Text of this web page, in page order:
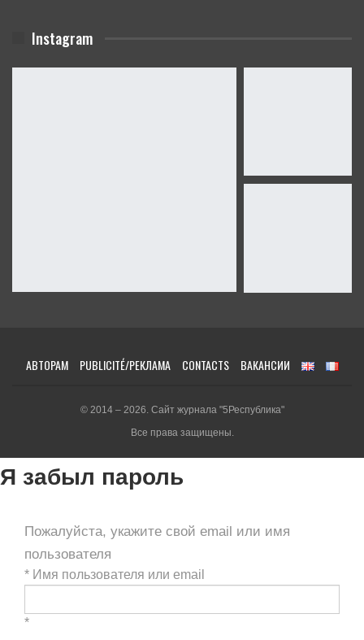
Instagram
АВТОРАМ PUBLICITÉ/РЕКЛАМА CONTACTS ВАКАНСИИ
© 2014 – 2026. Сайт журнала "5Республика"
Все права защищены.
Я забыл пароль
Пожалуйста, укажите свой email или имя
пользователя
* Имя пользователя или email
*